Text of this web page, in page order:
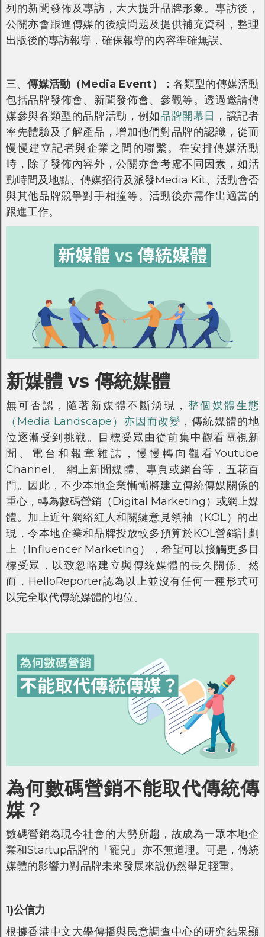
列的新聞發佈及專訪，大大提升品牌形象。專訪後，
公關亦會跟進傳媒的後續問題及提供補充資科，整理
出版後的專訪報導，確保報導的內容準確無誤。
三、傳媒活動（Media Event）
：各類型的傳媒活動
包括品牌發佈會、新聞發佈會、參觀等。透過邀請傳
媒參與各類型的品牌活動，例如品牌開幕日 ，讓記者
率先體驗及了解產品，增加他們對品牌的認識，從而
慢慢建立記者與企業之間的聯繫。在安排傳媒活動
時，除了發佈內容外，公關亦會考慮不同因素，如活
動時間及地點、傳媒招待及派發Media Kit、活動會否
與其他品牌競爭對手相撞等。活動後亦需作出適當的
跟進工作。
新媒體 vs 傳統媒體
無可否認，隨著新媒體不斷湧現， 整個媒體生態
（Media Landscape）亦因而改變 ，傳統媒體的地
位逐漸受到挑戰。目標受眾由從前集中觀看電視新
聞、電台和報章雜誌，慢慢轉向觀看Youtube
Channel、 網上新聞媒體、專頁或網台等，五花百
門。因此，不少本地企業慚慚將建立傳統傳媒關係的
重心，轉為數碼營銷（Digital Marketing）或網上媒
體。加上近年網絡紅人和關鍵意見領袖（KOL）的出
現，令本地企業和品牌投放較多預算於KOL營銷計劃
上（Influencer Marketing），希望可以接觸更多目
標受眾，以致忽略建立與傳統媒體的長久關係。然
而，HelloReporter認為以上並沒有任何一種形式可
以完全取代傳統媒體的地位。
為何數碼營銷不能取代傳統傳
媒？
數碼營銷為現今社會的大勢所趨，故成為一眾本地企
業和Startup品牌的「寵兒」亦不無道理。可是，傳統
媒體的影響力對品牌未來發展來說仍然舉足輕重。
1)公信力
根據香港中文大學傳播與民意調查中心的研究結果顯